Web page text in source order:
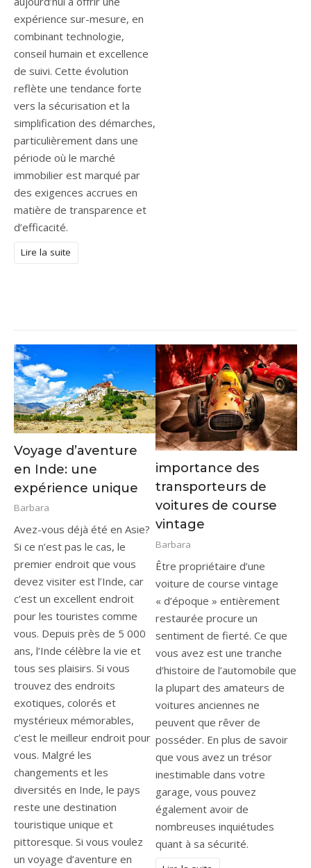
expérience sur-mesure, en
combinant technologie,
conseil humain et excellence
de suivi. Cette évolution
reflète une tendance forte
vers la sécurisation et la
simplification des démarches,
particulièrement dans une
période où le marché
immobilier est marqué par
des exigences accrues en
matière de transparence et
d’efficacité.
Lire la suite
Voyage d’aventure
en Inde: une
expérience unique
Barbara
Avez-vous déjà été en Asie?
Si ce n’est pas le cas, le
premier endroit que vous
devez visiter est l’Inde, car
c’est un excellent endroit
pour les touristes comme
vous. Depuis près de 5 000
ans, l’Inde célèbre la vie et
tous ses plaisirs. Si vous
trouvez des endroits
exotiques, colorés et
mystérieux mémorables,
c’est le meilleur endroit pour
vous. Malgré les
changements et les
diversités en Inde, le pays
reste une destination
touristique unique et
pittoresque. Si vous voulez
un voyage d’aventure en
importance des
transporteurs de
voitures de course
vintage
Barbara
Être propriétaire d’une
voiture de course vintage
« d’époque » entièrement
restaurée procure un
sentiment de fierté. Ce que
vous avez est une tranche
d’histoire de l’automobile que
la plupart des amateurs de
voitures anciennes ne
peuvent que rêver de
posséder. En plus de savoir
que vous avez un trésor
inestimable dans votre
garage, vous pouvez
également avoir de
nombreuses inquiétudes
quant à sa sécurité.